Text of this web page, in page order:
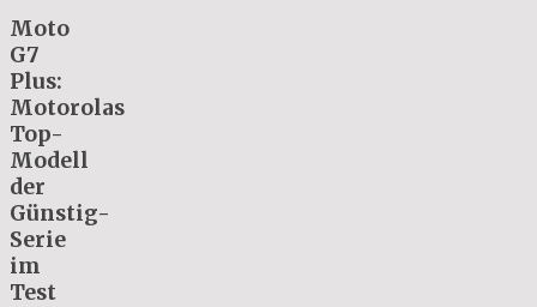
Moto
G7
Plus:
Motorolas
Top-
Modell
der
Günstig-
Serie
im
Test